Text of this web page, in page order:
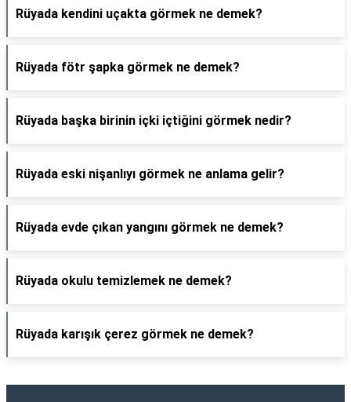
Rüyada kendini uçakta görmek ne demek?
Rüyada fötr şapka görmek ne demek?
Rüyada başka birinin içki içtiğini görmek nedir?
Rüyada eski nişanlıyı görmek ne anlama gelir?
Rüyada evde çıkan yangını görmek ne demek?
Rüyada okulu temizlemek ne demek?
Rüyada karışık çerez görmek ne demek?